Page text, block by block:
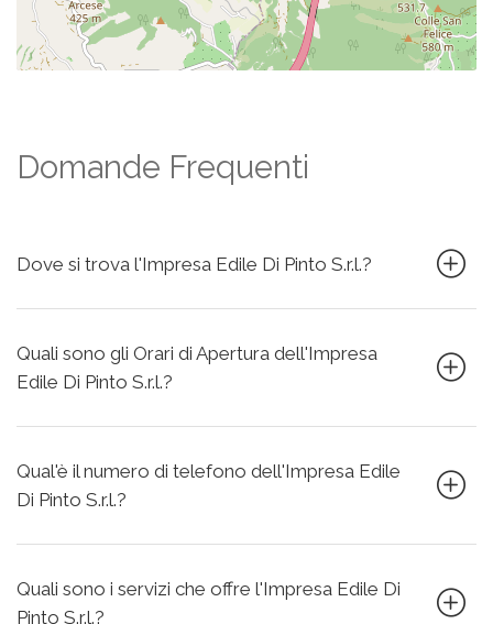
Domande Frequenti
Dove si trova l'Impresa Edile Di Pinto S.r.l.?
Quali sono gli Orari di Apertura dell'Impresa
Edile Di Pinto S.r.l.?
Qual'è il numero di telefono dell'Impresa Edile
Di Pinto S.r.l.?
Quali sono i servizi che offre l'Impresa Edile Di
Pinto S.r.l.?